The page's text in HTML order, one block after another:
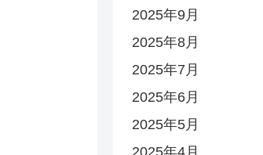
2025年9月
2025年8月
2025年7月
2025年6月
2025年5月
2025年4月